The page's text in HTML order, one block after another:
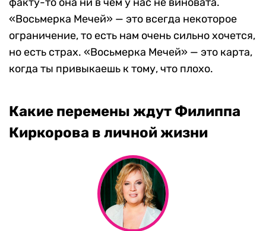
«Восьмерка Мечей» — это всегда некоторое
ограничение, то есть нам очень сильно хочется,
но есть страх. «Восьмерка Мечей» — это карта,
когда ты привыкаешь к тому, что плохо.
Какие перемены ждут Филиппа
Киркорова в личной жизни